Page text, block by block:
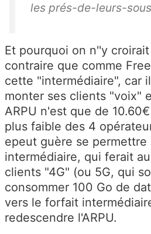
les prés-de-leurs-
Et pourquoi on n''y
contraire que comme
cette "intermédiaire", car
monter ses clients "voix"
ARPU n'est que de
plus faible des 4
epeut guère se
intermédiaire, qui ferait
clients "4G" (ou 5G, qui
consommer 100 Go de
vers le forfait
redescendre l'ARPU.